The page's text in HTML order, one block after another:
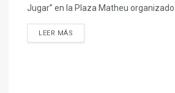
Jugar” en la Plaza Matheu organizado
LEER MÁS